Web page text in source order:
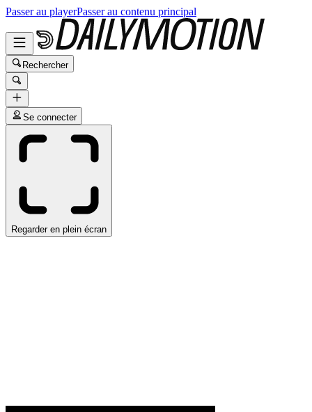
Passer au playerPasser au contenu principal
Rechercher
Se connecter
Regarder en plein écran